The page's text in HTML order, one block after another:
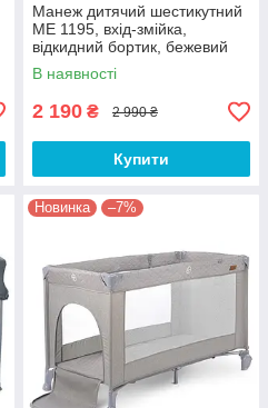
Манеж дитячий шестикутний
МЕ 1195, вхід-змійка,
відкидний бортик, бежевий
В наявності
2 190 ₴ 2 990 ₴
Купити
Новинка –7%